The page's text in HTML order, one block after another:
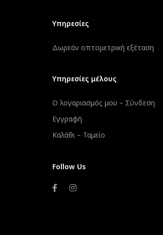
Υπηρεσίες
Δωρεάν οπτομετρική εξέταση
Υπηρεσίες μέλους
Ο λογαριασμός μου – Σύνδεση
Εγγραφή
Καλάθι – Ταμείο
Follow Us